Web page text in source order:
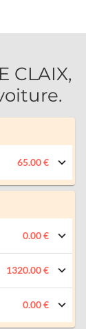
CLAIX,
65.00 €
0.00 €
1320.00 €
0.00 €